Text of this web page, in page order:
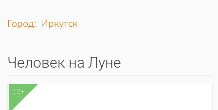
Город: Иркутск
Человек на Луне
12+